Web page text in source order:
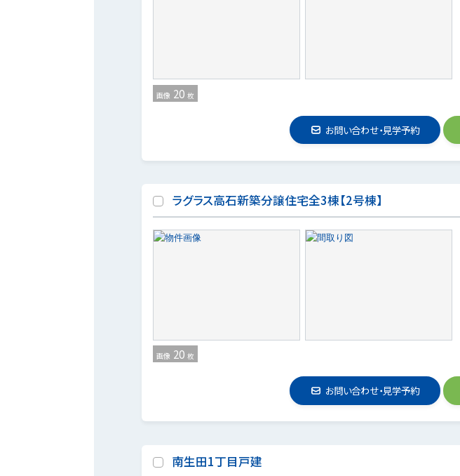
画像 20 枚
お問い合わせ・見学予約
ラグラス高石新築分譲住宅全3棟【2号棟】
画像 20 枚
お問い合わせ・見学予約
南生田1丁目戸建